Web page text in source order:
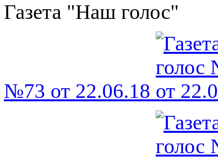
Газета "Наш голос"
№73 от 22.06.18